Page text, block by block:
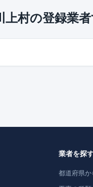
村の登録業者
業者を探
都道府県か